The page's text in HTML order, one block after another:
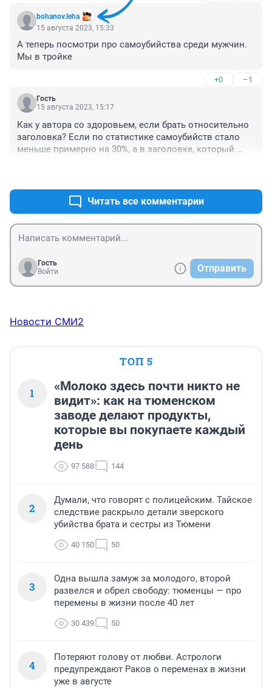
околоплавающий прибивщийся к депутатской
власти. Остался только Моор, он хоть говорит
правильно, всмыле полуинтеллигентно. А голосовать
против всех, это дарить голос тому кто выигрывает.
Очень удачно подобраны кандидаты. И ролик уже
выигранными выборами. Обратите внимание на
костюм, и не говорите что не увидели.
bohanov.leha
15 августа 2023, 15:33
А теперь посмотри про самоубийства среди мужчин.
Мы в тройке
+0 –1
Гость
15 августа 2023, 15:17
Как у автора со здоровьем, если брать относительно
заголовка? Если по статистике самоубийств стало
меньше примерно на 30%, а в заголовке, который
психических заболеваний у автора...
Читать все комментарии
Гость
Войти
Отправить
Новости СМИ2
ТОП 5
1
«Молоко здесь почти никто не
видит»: как на тюменском
заводе делают продукты,
которые вы покупаете каждый
день
97 588 144
2
Думали, что говорят с полицейским. Тайское
следствие раскрыло детали зверского
убийства брата и сестры из Тюмени
40 150 50
3
Одна вышла замуж за молодого, второй
развелся и обрел свободу: тюменцы — про
перемены в жизни после 40 лет
30 439 50
4
Потеряют голову от любви. Астрологи
предупреждают Раков о переменах в жизни
уже в августе